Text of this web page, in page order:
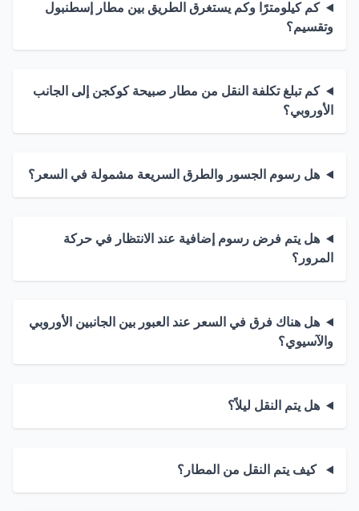
كم كيلومترًا وكم يستغرق الطريق بين مطار إسطنبول
وتقسيم؟
كم تبلغ تكلفة النقل من مطار صبيحة كوكجن إلى الجانب
الأوروبي؟
هل رسوم الجسور والطرق السريعة مشمولة في السعر؟
هل يتم فرض رسوم إضافية عند الانتظار في حركة
المرور؟
هل هناك فرق في السعر عند العبور بين الجانبين الأوروبي
والآسيوي؟
هل يتم النقل ليلاً؟
كيف يتم النقل من المطار؟